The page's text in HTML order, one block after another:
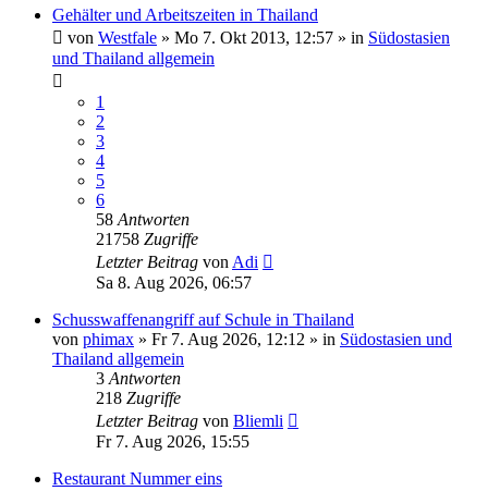
Gehälter und Arbeitszeiten in Thailand
von Westfale » Mo 7. Okt 2013, 12:57 » in Südostasien
und Thailand allgemein
1
2
3
4
5
6
58Antworten
21758 Zugriffe
Letzter Beitrag vonAdi
Sa 8. Aug 2026, 06:57
Schusswaffenangriff auf Schule in Thailand
von phimax » Fr 7. Aug 2026, 12:12 » in Südostasien und
Thailand allgemein
3Antworten
218 Zugriffe
Letzter Beitrag von Bliemli
Fr 7. Aug 2026, 15:55
Restaurant Nummer eins